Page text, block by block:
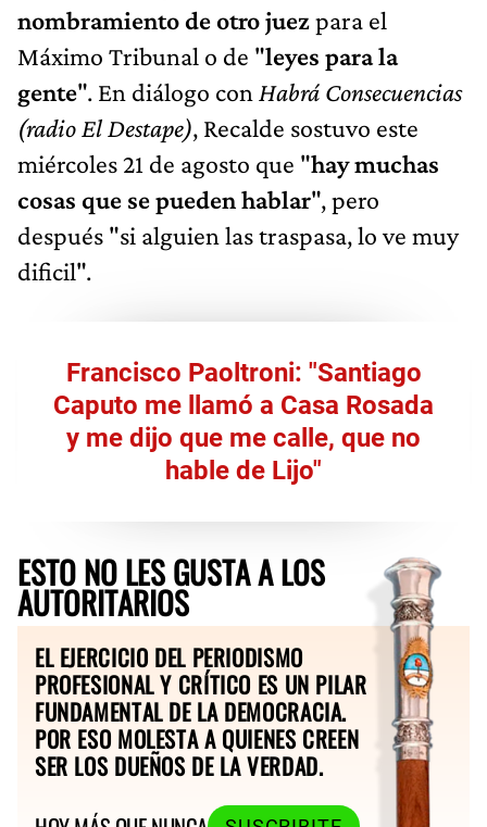
nombramiento de otro juezpara el
Máximo Tribunal o de "leyes para la
gente". En diálogo con Habrá Consecuencias
(radio El Destape), Recalde sostuvo este
miércoles 21 de agosto que "hay muchas
cosas que se pueden hablar", pero
después "si alguien las traspasa, lo ve muy
dificil".
Francisco Paoltroni: "Santiago
Caputo me llamó a Casa Rosada
y me dijo que me calle, que no
hable de Lijo"
ESTO NO LES GUSTA A LOS
AUTORITARIOS
EL EJERCICIO DEL PERIODISMO
PROFESIONAL Y CRÍTICO ES UN PILAR
FUNDAMENTAL DE LA DEMOCRACIA.
POR ESO MOLESTA A QUIENES CREEN
SER LOS DUEÑOS DE LA VERDAD.